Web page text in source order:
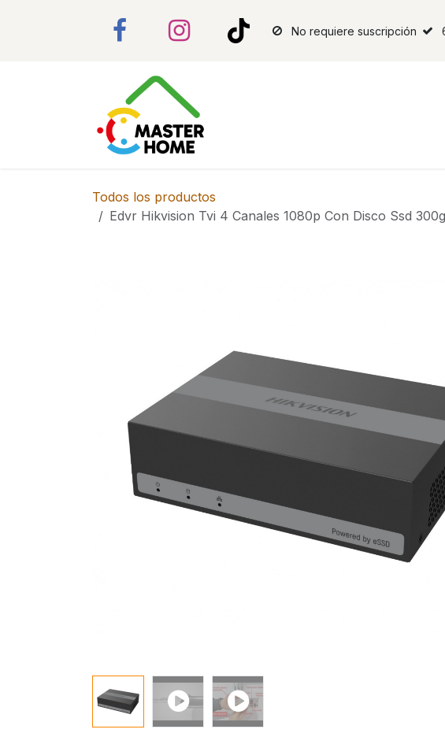
No requiere suscripción
Todos los productos
Edvr Hikvision Tvi 4 Canales 1080p Con Disco Ssd